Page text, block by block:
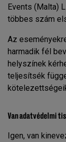
Events (Malta)
többes szám
Az
harmadik fél
helyszínek
teljesítsék
Van adatvédelmi
Igen, van